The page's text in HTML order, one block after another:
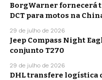
BorgWarner fornecerá
DCT para motos na
29 de julho de 2026
Jeep Compass Night
conjunto T270
29 de julho de 2026
DHL transfere logística